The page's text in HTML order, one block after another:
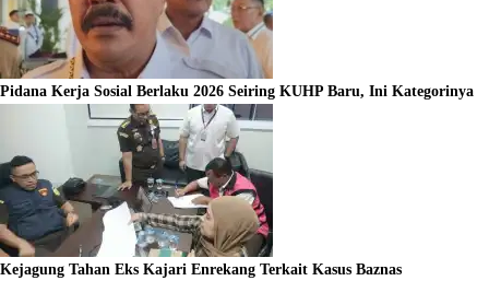
Pidana Kerja Sosial Berlaku 2026 Seiring KUHP Baru, Ini Kategorinya
Kejagung Tahan Eks Kajari Enrekang Terkait Kasus Baznas